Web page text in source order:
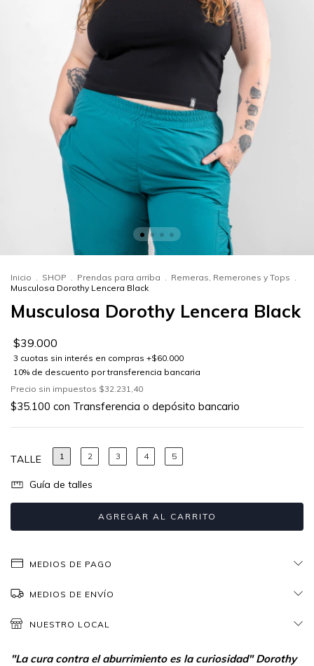
Inicio . SHOP . Prendas para arriba . Remeras, Remerones y Tops .
Musculosa Dorothy Lencera Black
Musculosa Dorothy Lencera Black
$39.000
Precio sin impuestos $32.231,40
$35.100 con Transferencia o depósito bancario
TALLE 1 2 3 4 5
Guía de talles
MEDIOS DE PAGO
MEDIOS DE ENVÍO
NUESTRO LOCAL
"La cura contra el aburrimiento es la curiosidad" Dorothy